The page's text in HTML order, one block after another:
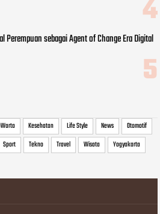
Perempuan sebagai Agent of Change Era Digital
Kesehatan Life Style News
Otomotif
Sport Tekno Travel Wisata Yogyakarta